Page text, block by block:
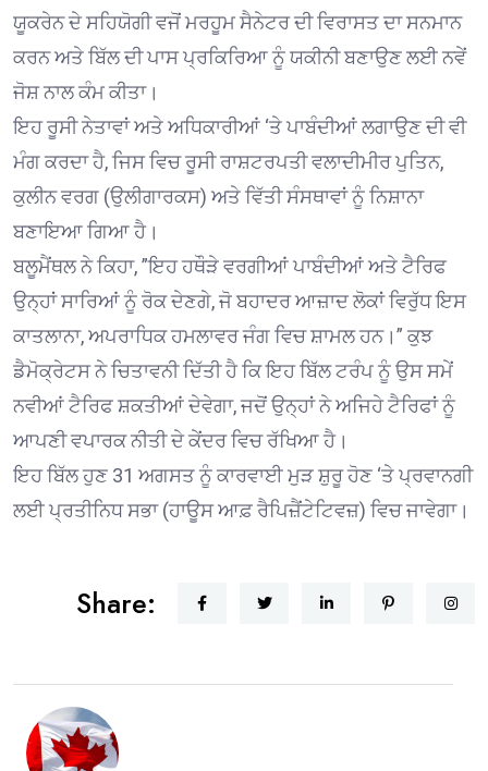
ਯੂਕਰੇਨ ਦੇ ਸਹਿਯੋਗੀ ਵਜੋਂ ਮਰਹੂਮ ਸੈਨੇਟਰ ਦੀ ਵਿਰਾਸਤ ਦਾ ਸਨਮਾਨ
ਕਰਨ ਅਤੇ ਬਿੱਲ ਦੀ ਪਾਸ ਪ੍ਰਕਿਰਿਆ ਨੂੰ ਯਕੀਨੀ ਬਣਾਉਣ ਲਈ ਨਵੇਂ
ਜੋਸ਼ ਨਾਲ ਕੰਮ ਕੀਤਾ।
ਇਹ ਰੂਸੀ ਨੇਤਾਵਾਂ ਅਤੇ ਅਧਿਕਾਰੀਆਂ ‘ਤੇ ਪਾਬੰਦੀਆਂ ਲਗਾਉਣ ਦੀ ਵੀ
ਮੰਗ ਕਰਦਾ ਹੈ, ਜਿਸ ਵਿਚ ਰੂਸੀ ਰਾਸ਼ਟਰਪਤੀ ਵਲਾਦੀਮੀਰ ਪੁਤਿਨ,
ਕੁਲੀਨ ਵਰਗ (ਉਲੀਗਾਰਕਸ) ਅਤੇ ਵਿੱਤੀ ਸੰਸਥਾਵਾਂ ਨੂੰ ਨਿਸ਼ਾਨਾ
ਬਣਾਇਆ ਗਿਆ ਹੈ।
ਬਲੂਮੈਂਥਲ ਨੇ ਕਿਹਾ, ”ਇਹ ਹਥੌੜੇ ਵਰਗੀਆਂ ਪਾਬੰਦੀਆਂ ਅਤੇ ਟੈਰਿਫ
ਉਨ੍ਹਾਂ ਸਾਰਿਆਂ ਨੂੰ ਰੋਕ ਦੇਣਗੇ, ਜੋ ਬਹਾਦਰ ਆਜ਼ਾਦ ਲੋਕਾਂ ਵਿਰੁੱਧ ਇਸ
ਕਾਤਲਾਨਾ, ਅਪਰਾਧਿਕ ਹਮਲਾਵਰ ਜੰਗ ਵਿਚ ਸ਼ਾਮਲ ਹਨ।” ਕੁਝ
ਡੈਮੋਕ੍ਰੇਟਸ ਨੇ ਚਿਤਾਵਨੀ ਦਿੱਤੀ ਹੈ ਕਿ ਇਹ ਬਿੱਲ ਟਰੰਪ ਨੂੰ ਉਸ ਸਮੇਂ
ਨਵੀਆਂ ਟੈਰਿਫ ਸ਼ਕਤੀਆਂ ਦੇਵੇਗਾ, ਜਦੋਂ ਉਨ੍ਹਾਂ ਨੇ ਅਜਿਹੇ ਟੈਰਿਫਾਂ ਨੂੰ
ਆਪਣੀ ਵਪਾਰਕ ਨੀਤੀ ਦੇ ਕੇਂਦਰ ਵਿਚ ਰੱਖਿਆ ਹੈ।
ਇਹ ਬਿੱਲ ਹੁਣ 31 ਅਗਸਤ ਨੂੰ ਕਾਰਵਾਈ ਮੁੜ ਸ਼ੁਰੂ ਹੋਣ ‘ਤੇ ਪ੍ਰਵਾਨਗੀ
ਲਈ ਪ੍ਰਤੀਨਿਧ ਸਭਾ (ਹਾਊਸ ਆਫ਼ ਰੈਪਿਜ਼ੈਂਟੇਟਿਵਜ਼) ਵਿਚ ਜਾਵੇਗਾ।
Share: